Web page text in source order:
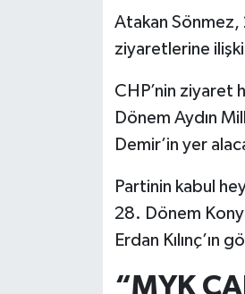
Atakan Sönmez,
ziyaretlerine
CHP’nin ziyaret
Dönem Aydın
Demir’in yer
Partinin kabul
28. Dönem
Erdan Kılınç’ın
“MYK